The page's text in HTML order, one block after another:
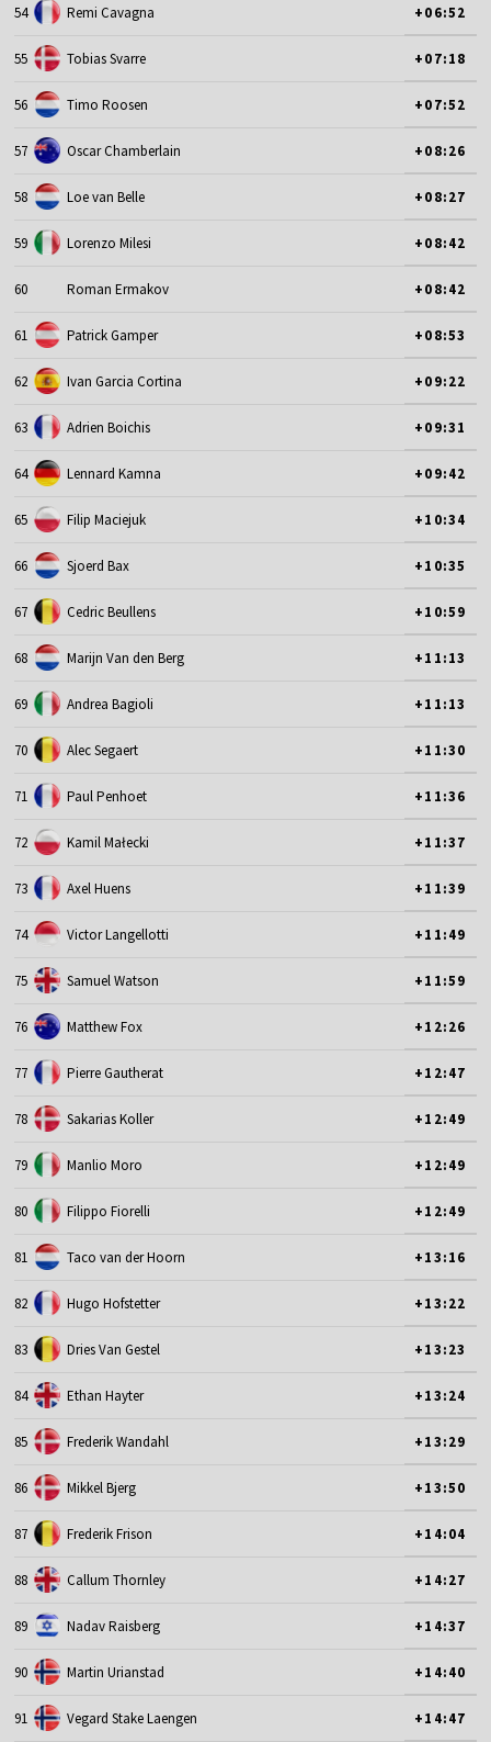
54 Remi Cavagna +06:52
55 Tobias Svarre +07:18
56 Timo Roosen +07:52
57 Oscar Chamberlain +08:26
58 Loe van Belle +08:27
59 Lorenzo Milesi +08:42
60 Roman Ermakov +08:42
61 Patrick Gamper +08:53
62 Ivan Garcia Cortina +09:22
63 Adrien Boichis +09:31
64 Lennard Kamna +09:42
65 Filip Maciejuk +10:34
66 Sjoerd Bax +10:35
67 Cedric Beullens +10:59
68 Marijn Van den Berg +11:13
69 Andrea Bagioli +11:13
70 Alec Segaert +11:30
71 Paul Penhoet +11:36
72 Kamil Małecki +11:37
73 Axel Huens +11:39
74 Victor Langellotti +11:49
75 Samuel Watson +11:59
76 Matthew Fox +12:26
77 Pierre Gautherat +12:47
78 Sakarias Koller +12:49
79 Manlio Moro +12:49
80 Filippo Fiorelli +12:49
81 Taco van der Hoorn +13:16
82 Hugo Hofstetter +13:22
83 Dries Van Gestel +13:23
84 Ethan Hayter +13:24
85 Frederik Wandahl +13:29
86 Mikkel Bjerg +13:50
87 Frederik Frison +14:04
88 Callum Thornley +14:27
89 Nadav Raisberg +14:37
90 Martin Urianstad +14:40
91 Vegard Stake Laengen +14:47